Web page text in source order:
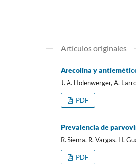
Artículos originales
Arecolina y
J. A. Holenwerger, A.
PDF
Prevalencia de
R. Sienra, R. Vargas, H.
PDF